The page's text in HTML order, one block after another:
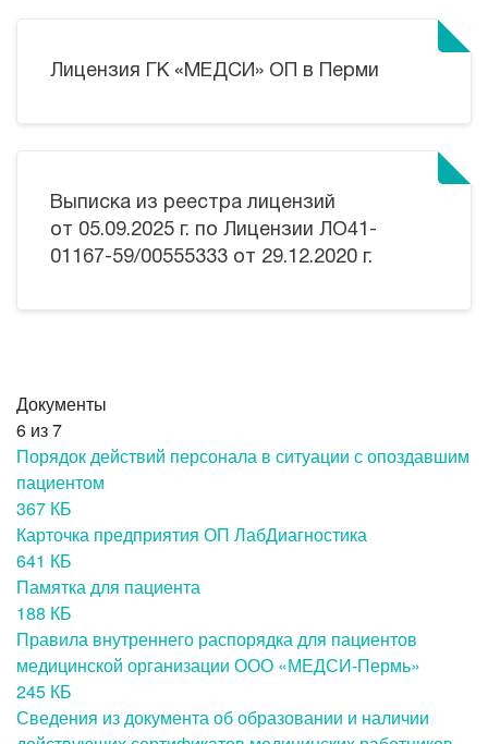
Лицензия ГК «МЕДСИ» ОП в Перми
Выписка из реестра лицензий
от 05.09.2025 г. по Лицензии ЛО41-
01167-59/00555333 от 29.12.2020 г.
Документы
6 из 7
Порядок действий персонала в ситуации с опоздавшим
пациентом
367 КБ
Карточка предприятия ОП ЛабДиагностика
641 КБ
Памятка для пациента
188 КБ
Правила внутреннего распорядка для пациентов
медицинской организации ООО «МЕДСИ-Пермь»
245 КБ
Сведения из документа об образовании и наличии